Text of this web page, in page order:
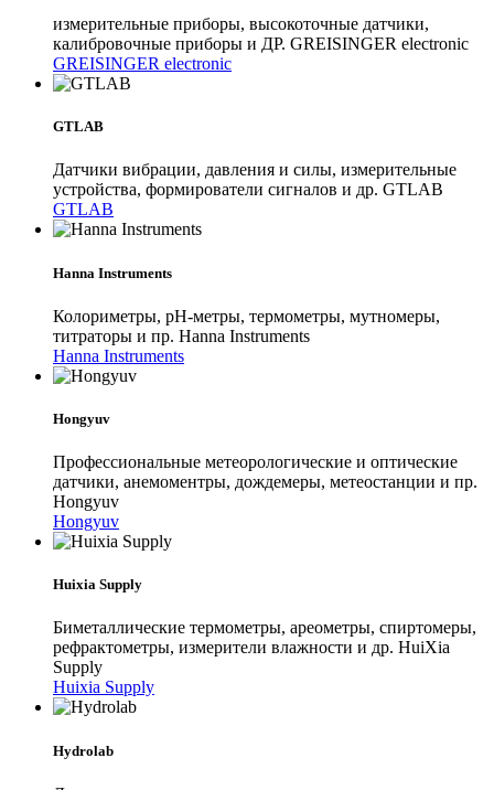
измерительные приборы, высокоточные датчики,
калибровочные приборы и ДР. GREISINGER electronic
GREISINGER electronic
GTLAB
Датчики вибрации, давления и силы, измерительные
устройства, формирователи сигналов и др. GTLAB
GTLAB
Hanna Instruments
Колориметры, pH-метры, термометры, мутномеры,
титраторы и пр. Hanna Instruments
Hanna Instruments
Hongyuv
Профессиональные метеорологические и оптические
датчики, анемоментры, дождемеры, метеостанции и пр.
Hongyuv
Hongyuv
Huixia Supply
Биметаллические термометры, ареометры, спиртомеры,
рефрактометры, измерители влажности и др. HuiXia
Supply
Huixia Supply
Hydrolab